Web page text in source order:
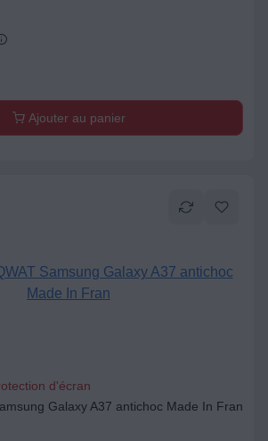
Ajouter au panier
d'écran
Galaxy A37 antichoc Made In Fran